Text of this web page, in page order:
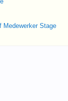
Medewerker Stage